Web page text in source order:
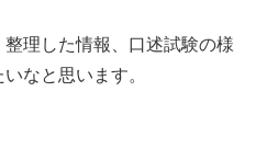
理した情報、口述試験の様
なと思います。